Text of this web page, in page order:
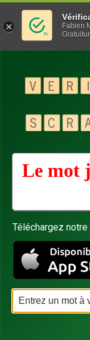
Le mot
Téléchargez
Fabien